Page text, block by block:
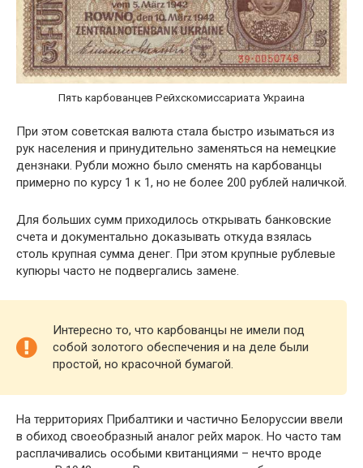
Пять карбованцев Рейхскомиссариата Украина
При этом советская валюта стала быстро изыматься из
рук населения и принудительно заменяться на немецкие
дензнаки. Рубли можно было сменять на карбованцы
примерно по курсу 1 к 1, но не более 200 рублей наличкой.
Для больших сумм приходилось открывать банковские
счета и документально доказывать откуда взялась
столь крупная сумма денег. При этом крупные рублевые
купюры часто не подвергались замене.
Интересно то, что карбованцы не имели под
собой золотого обеспечения и на деле были
простой, но красочной бумагой.
На территориях Прибалтики и частично Белоруссии ввели
в обиход своеобразный аналог рейх марок. Но часто там
расплачивались особыми квитанциями – нечто вроде